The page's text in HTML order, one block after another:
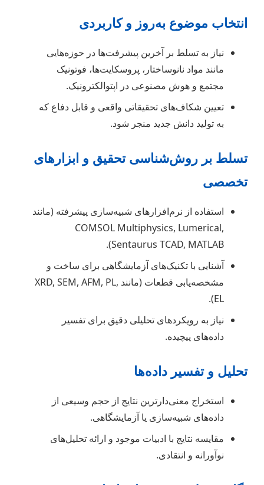
انتخاب موضوع به‌روز و کاربردی
نیاز به تسلط بر آخرین پیشرفت‌ها در حوزه‌هایی
مانند مواد نانوساختار، پروسکایت‌ها، فوتونیک
مجتمع و هوش مصنوعی در اپتوالکترونیک.
تعیین شکاف‌های تحقیقاتی واقعی و قابل دفاع که
به تولید دانش جدید منجر شود.
تسلط بر روش‌شناسی تحقیق و ابزارهای
تخصصی
استفاده از نرم‌افزارهای شبیه‌سازی پیشرفته (مانند
COMSOL Multiphysics, Lumerical,
Sentaurus TCAD, MATLAB).
آشنایی با تکنیک‌های آزمایشگاهی برای ساخت و
مشخصه‌یابی قطعات (مانند XRD, SEM, AFM, PL,
EL).
نیاز به رویکردهای تحلیلی دقیق برای تفسیر
داده‌های پیچیده.
تحلیل و تفسیر داده‌ها
استخراج معنی‌دارترین نتایج از حجم وسیعی از
داده‌های شبیه‌سازی یا آزمایشگاهی.
مقایسه نتایج با ادبیات موجود و ارائه تحلیل‌های
نوآورانه و انتقادی.